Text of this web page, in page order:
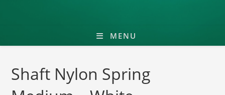
MENU
Shaft Nylon Spring